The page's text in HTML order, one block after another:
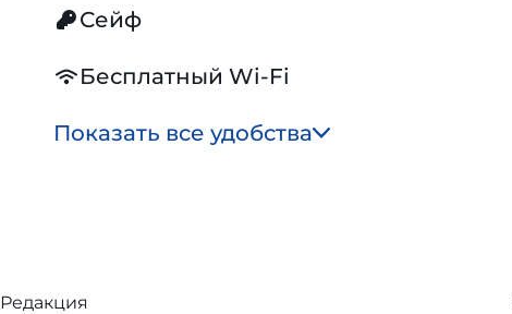
Сейф
Бесплатный Wi-Fi
Показать все удобства
Редакция